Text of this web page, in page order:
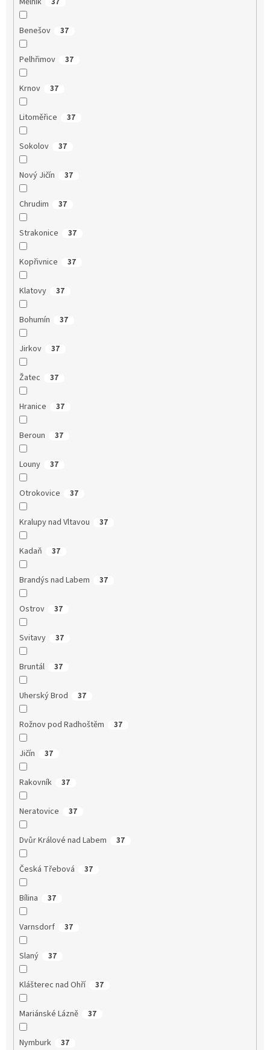
Benešov 37
Pelhřimov 37
Krnov 37
Litoměřice 37
Sokolov 37
Nový Jičín 37
Chrudim 37
Strakonice 37
Kopřivnice 37
Klatovy 37
Bohumín 37
Jirkov 37
Žatec 37
Hranice 37
Beroun 37
Louny 37
Otrokovice 37
Kralupy nad Vltavou 37
Kadaň 37
Brandýs nad Labem 37
Ostrov 37
Svitavy 37
Bruntál 37
Uherský Brod 37
Rožnov pod Radhoštěm 37
Jičín 37
Rakovník 37
Neratovice 37
Dvůr Králové nad Labem 37
Česká Třebová 37
Bílina 37
Varnsdorf 37
Slaný 37
Klášterec nad Ohří 37
Mariánské Lázně 37
Nymburk 37